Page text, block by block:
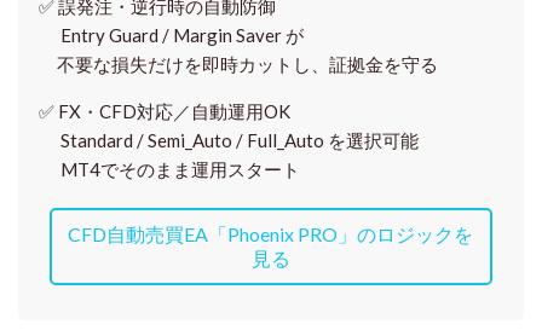
✅誤発注・逆行時の自動防御
Entry Guard / Margin Saver が
不要な損失だけを即時カットし、証拠金を守る
✅ FX・CFD対応／自動運用OK
Standard / Semi_Auto / Full_Auto を選択可能
MT4でそのまま運用スタート
CFD自動売買EA「Phoenix PRO」のロジックを
見る